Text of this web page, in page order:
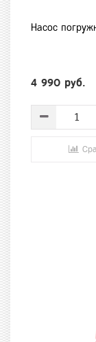
Насос
4 990 руб.